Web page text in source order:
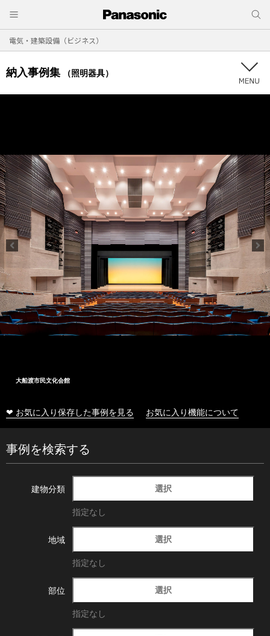
電気・建築設備（ビジネス）
納入事例集 （照明器具）
大船渡市民文化会館
❤ お気に入り保存した事例を見る お気に入り機能について
事例を検索する
建物分類 選択
指定なし
地域 選択
指定なし
部位 選択
指定なし